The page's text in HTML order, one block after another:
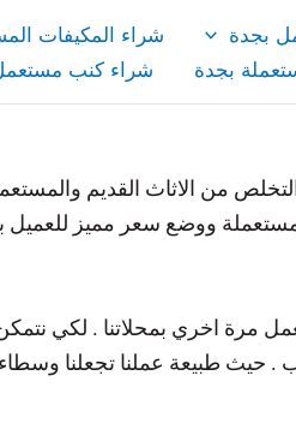
بجدة
شراء المكيفات
بجدة شراء كنب
من الاثاث القديم
ووضع سعر مميز
مرة اخري بمحلاتنا . لكي
. حيث طبيعة عملنا تجعلنا